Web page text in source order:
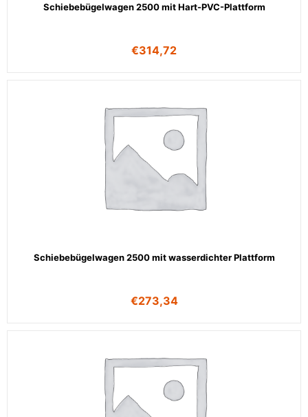
Schiebebügelwagen 2500 mit Hart-PVC-Plattform
€314,72
Schiebebügelwagen 2500 mit wasserdichter Plattform
€273,34